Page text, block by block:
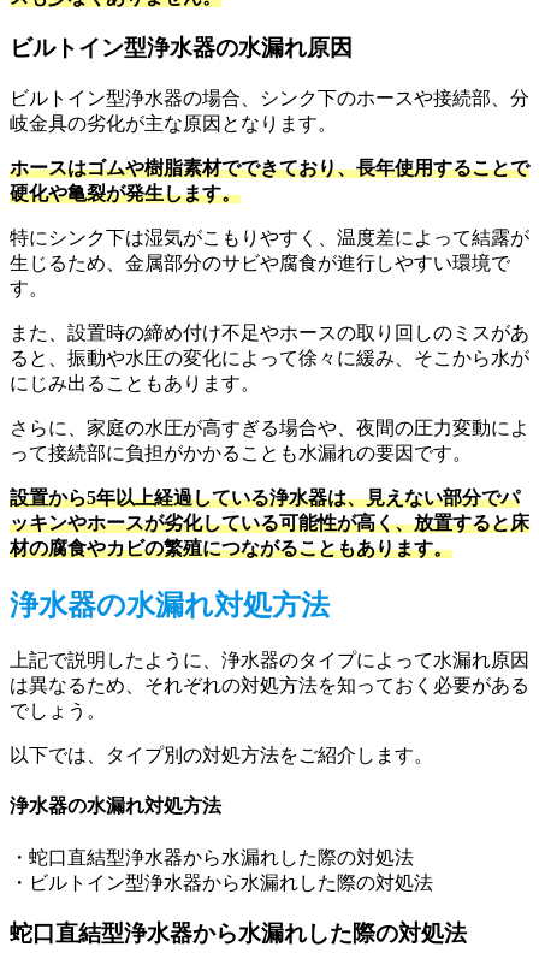
ビルトイン型浄水器の水漏れ原因
ビルトイン型浄水器の場合、シンク下のホースや接続部、分
岐金具の劣化が主な原因となります。
ホースはゴムや樹脂素材でできており、長年使用することで
硬化や亀裂が発生します。
特にシンク下は湿気がこもりやすく、温度差によって結露が
生じるため、金属部分のサビや腐食が進行しやすい環境で
す。
また、設置時の締め付け不足やホースの取り回しのミスがあ
ると、振動や水圧の変化によって徐々に緩み、そこから水が
にじみ出ることもあります。
さらに、家庭の水圧が高すぎる場合や、夜間の圧力変動によ
って接続部に負担がかかることも水漏れの要因です。
設置から5年以上経過している浄水器は、見えない部分でパ
ッキンやホースが劣化している可能性が高く、放置すると床
材の腐食やカビの繁殖につながることもあります。
浄水器の水漏れ対処方法
上記で説明したように、浄水器のタイプによって水漏れ原因
は異なるため、それぞれの対処方法を知っておく必要がある
でしょう。
以下では、タイプ別の対処方法をご紹介します。
浄水器の水漏れ対処方法
・蛇口直結型浄水器から水漏れした際の対処法
・ビルトイン型浄水器から水漏れした際の対処法
蛇口直結型浄水器から水漏れした際の対処法